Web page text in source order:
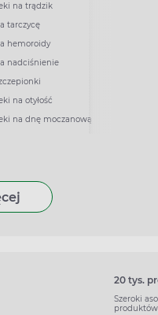
na trądzik
tarczycę
hemoroidy
nadciśnienie
na otyłość
na dnę moczanową
20 tys.
Szeroki
produktów